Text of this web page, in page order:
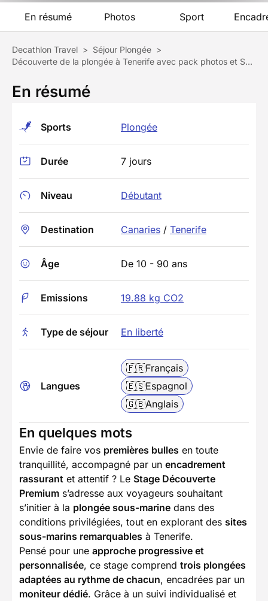
En résumé Photos Sport
Decathlon Travel > Séjour Plongée >
Découverte de la plongée à Tenerife avec pack photos et Snorkeling
En résumé
Sports Plongée
Durée 7 jours
Niveau Débutant
Destination Canaries / Tenerife
Âge De 10 - 90 ans
Emissions 19.88 kg CO2
Type de séjour En liberté
Langues
🇫🇷Français
🇪🇸Espagnol
🇬🇧Anglais
En quelques mots
Envie de faire vos premières bulles en toute
tranquillité, accompagné par un encadrement
rassurant et attentif ? Le Stage Découverte
Premium s’adresse aux voyageurs souhaitant
s’initier à la plongée sous-marine dans des
conditions privilégiées, tout en explorant des sites
sous-marins remarquables à Tenerife.
Pensé pour une approche progressive et
personnalisée, ce stage comprend trois plongées
adaptées au rythme de chacun, encadrées par un
moniteur dédié. Grâce à un suivi individualisé et